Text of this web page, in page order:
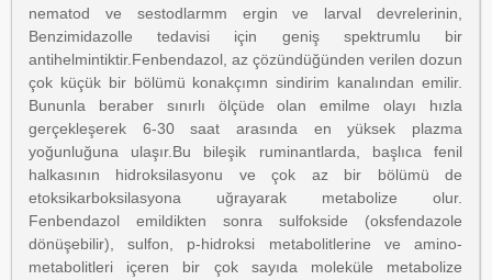
nematod ve sestodlarmm ergin ve larval devrelerinin,
Benzimidazolle tedavisi için geniş spektrumlu bir
antihelmintiktir.Fenbendazol, az çözündüğünden verilen dozun
çok küçük bir bölümü konakçımn sindirim kanalından emilir.
Bununla beraber sınırlı ölçüde olan emilme olayı hızla
gerçekleşerek 6-30 saat arasında en yüksek plazma
yoğunluğuna ulaşır.Bu bileşik ruminantlarda, başlıca fenil
halkasının hidroksilasyonu ve çok az bir bölümü de
etoksikarboksilasyona uğrayarak metabolize olur.
Fenbendazol emildikten sonra sulfokside (oksfendazole
dönüşebilir), sulfon, p-hidroksi metabolitlerine ve amino-
metabolitleri içeren bir çok sayıda moleküle metabolize